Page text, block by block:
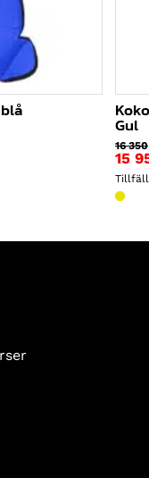
Gul
16 350
Det
var:
15
Det
priset